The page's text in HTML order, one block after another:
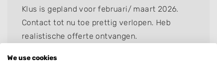
Klus is gepland voor februari/ maart 2026.
Contact tot nu toe prettig verlopen. Heb
realistische offerte ontvangen.
We use cookies